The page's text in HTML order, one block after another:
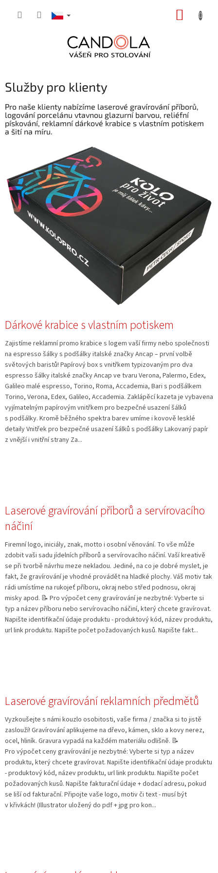
Služby pro klienty
Pro naše klienty nabízíme laserové gravírování příborů,
logování porcelánu vtavnou glazurní barvou, reliéfní
pískování, reklamní dárkové krabice s vlastním potiskem
a šití na míru.
s
Dárkové krabice s vlastním potiskem
Zajistíme reklamní promo krabice s logem vaší firmy nebo společnosti
na espresso šálky s podšálky italské značky Ancap – první volbě
světových baristů! Papírový box s vnitřkem typizovaným pro dva
espresso šálky italské značky Ancap ve tvaru Verona, Palermo, Edex,
Galileo malé espresso, Torino, Roma, Accademia, Bari s podšálkem
Torino, Verona, Edex, Galileo, Accademia. Zaklápěcí kazeta je vybavena
vyjímatelným papírovým vnitřkem pro bezpečné usazení šálků
s podšálky. Kromě běžného spektra barev umíme i kovově lesklé
detaily Vnitřek pro bezpečné usazení šálků s podšálky Lakovaný papír
z vnější i vnitřní strany Za...
Laserové gravírování příborů a servírovacího
náčiní
Firemní logo, iniciály, znak, motto i osobní věnování. To vše může
zdobit vaši sadu jídelních příborů a servírovacího náčiní. Vaší kreativě
se při tvorbě návrhu meze nekladou. Jediné, na co je dobré myslet, je
fakt, že gravírování je vhodné provádět na hladké plochy. Váš motiv tak
rádi umístíme na rukojeť příboru, okraj nebo střed podnosu, okraj
misky apod. 📝 Pro výpočet ceny gravírování je nezbytné: Vyberte si
typ a název příboru nebo servírovacího náčiní, který chcete gravírovat.
Napište identifikační údaje produktu - produktový kód, název produktu,
url link produktu. Napište počet požadovaných kusů. Napište fakt...
Laserové gravírování reklamních předmětů
Vyzkoušejte s námi kouzlo osobitosti, vaše firma / značka si to jistě
zaslouží! Gravírování aplikujeme na dřevo, kámen, sklo a kovy nerez,
ocel, hliník. Gravura vypadá na každém materiálu odlišně. 📝
Pro výpočet ceny gravírování je nezbytné: Vyberte si typ a název
produktu, který chcete gravírovat. Napište identifikační údaje produktu
- produktový kód, název produktu, url link produktu. Napište počet
požadovaných kusů. Napište fakturační údaje + dodací adresu, pokud
se liší od fakturační. Připojte vaše logo, motiv či text - musí být
v křivkách! (Illustrator uložený do pdf + jpg pro kon...